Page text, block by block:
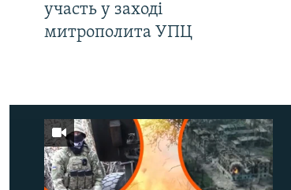
участь у заході
митрополита УПЦ